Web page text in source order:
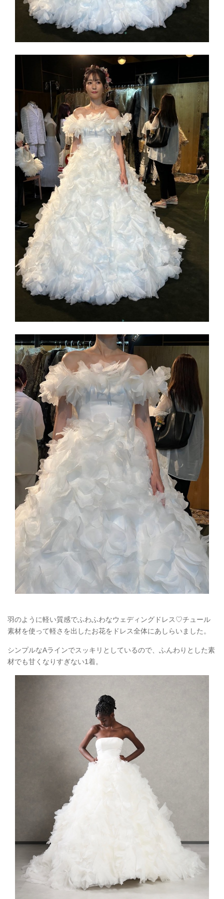
羽のように軽い質感でふわふわなウェディングドレス♡チュール
素材を使って軽さを出したお花をドレス全体にあしらいました。
シンプルなAラインでスッキリとしているので、ふんわりとした素
材でも甘くなりすぎない1着。